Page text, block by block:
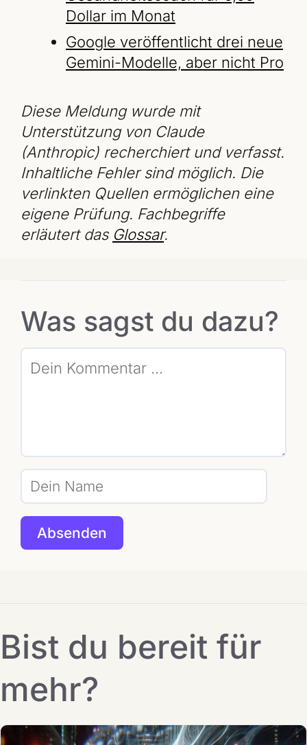
Dollar im Monat
Google veröffentlicht drei neue
Gemini-Modelle, aber nicht Pro
Diese Meldung wurde mit
Unterstützung von Claude
(Anthropic) recherchiert und verfasst.
Inhaltliche Fehler sind möglich. Die
verlinkten Quellen ermöglichen eine
eigene Prüfung. Fachbegriffe
erläutert das Glossar.
Was sagst du dazu?
Bist du bereit für
mehr?